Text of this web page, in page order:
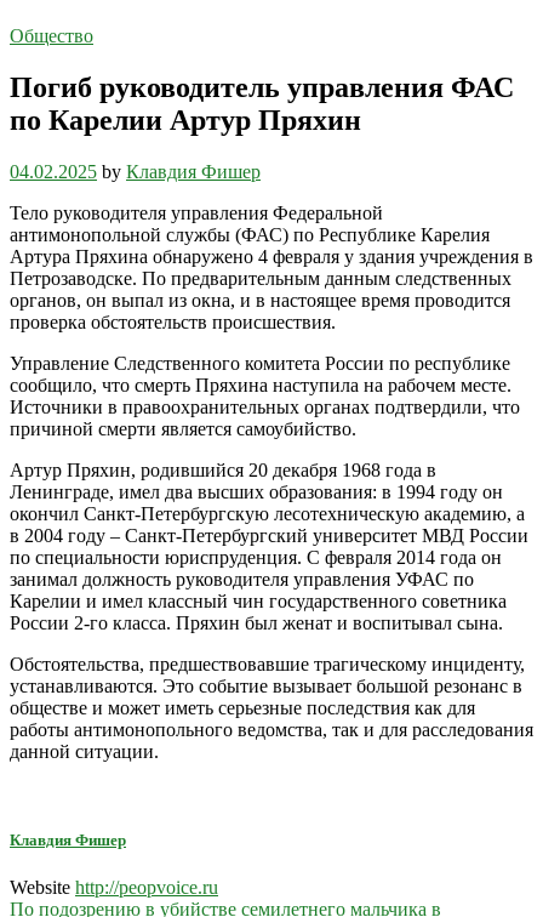
Общество
Погиб руководитель управления ФАС
по Карелии Артур Пряхин
04.02.2025 by Клавдия Фишер
Тело руководителя управления Федеральной
антимонопольной службы (ФАС) по Республике Карелия
Артура Пряхина обнаружено 4 февраля у здания учреждения в
Петрозаводске. По предварительным данным следственных
органов, он выпал из окна, и в настоящее время проводится
проверка обстоятельств происшествия.
Управление Следственного комитета России по республике
сообщило, что смерть Пряхина наступила на рабочем месте.
Источники в правоохранительных органах подтвердили, что
причиной смерти является самоубийство.
Артур Пряхин, родившийся 20 декабря 1968 года в
Ленинграде, имел два высших образования: в 1994 году он
окончил Санкт-Петербургскую лесотехническую академию, а
в 2004 году – Санкт-Петербургский университет МВД России
по специальности юриспруденция. С февраля 2014 года он
занимал должность руководителя управления УФАС по
Карелии и имел классный чин государственного советника
России 2-го класса. Пряхин был женат и воспитывал сына.
Обстоятельства, предшествовавшие трагическому инциденту,
устанавливаются. Это событие вызывает большой резонанс в
обществе и может иметь серьезные последствия как для
работы антимонопольного ведомства, так и для расследования
данной ситуации.
Клавдия Фишер
Website http://peopvoice.ru
По подозрению в убийстве семилетнего мальчика в